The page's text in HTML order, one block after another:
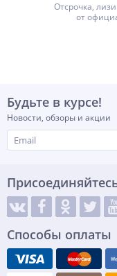
Отсрочка,
от
Будьте в курсе!
Новости, обзоры и акции
Способы оплаты